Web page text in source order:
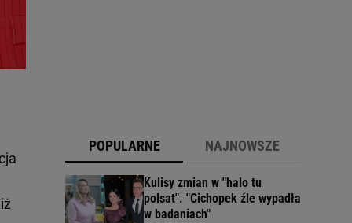
POPULARNE NAJNOWSZE
Kulisy zmian w "halo tu
polsat". "Cichopek źle wypadła
w badaniach"